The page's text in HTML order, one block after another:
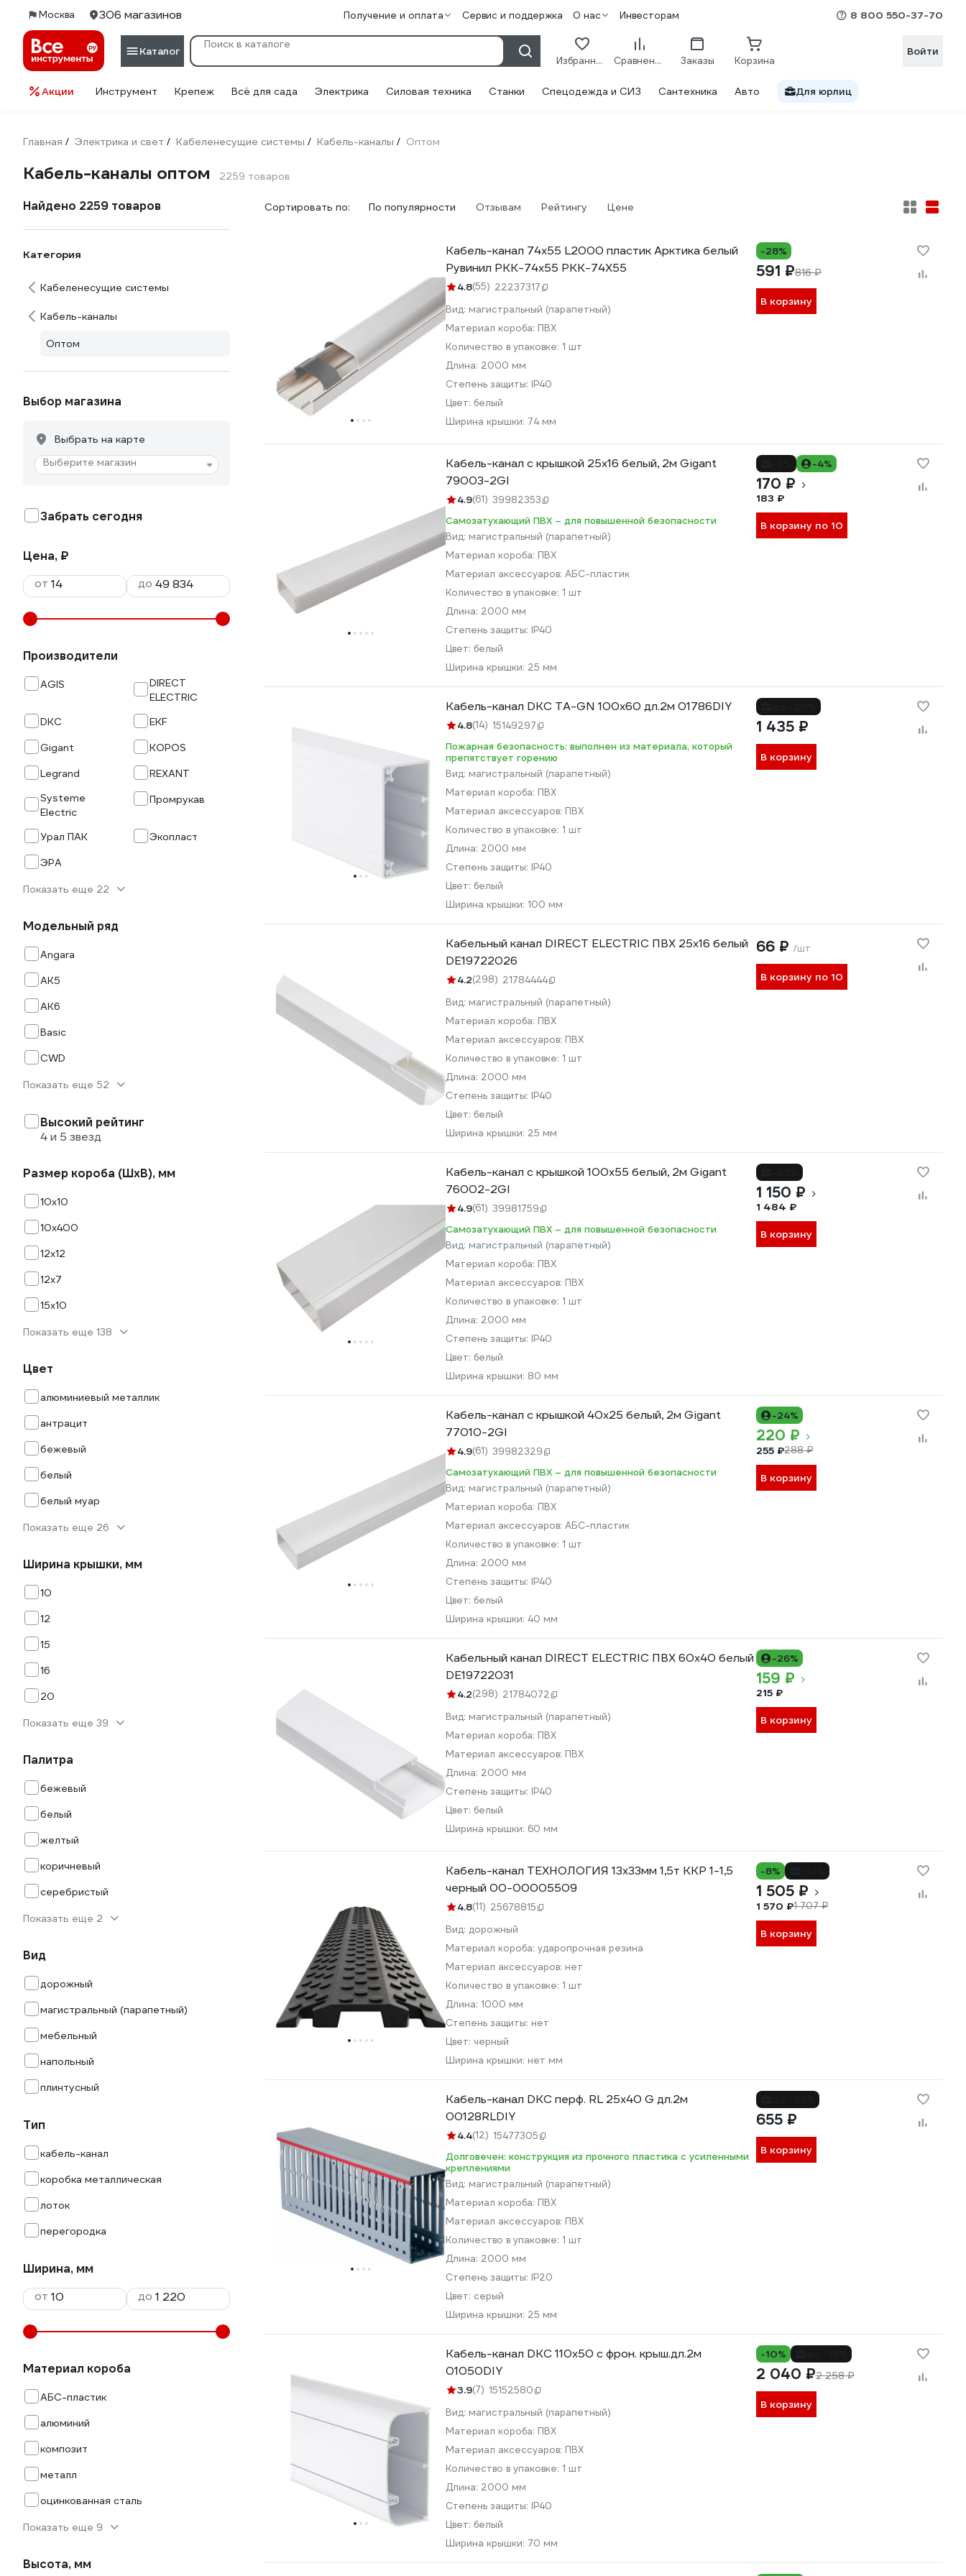
Москва 306 магазинов Получение и оплата Сервис и поддержка О нас Инвесторам 8 800 550-37-70
Каталог
Избранное Сравнение Заказы Корзина
Войти
Акции Инструмент Крепеж Всё для сада Электрика Силовая техника Станки Спецодежда и СИЗ Сантехника Авто Для юрлиц
Главная / Электрика и свет / Кабеленесущие системы / Кабель-каналы / Оптом
Кабель-каналы оптом 2259 товаров
Найдено 2259 товаров
Категория
Кабеленесущие системы
Кабель-каналы
Оптом
Выбор магазина
Выбрать на карте
Выберите магазин
Забрать сегодня
Цена, ₽
от
до
Производители
AGIS
DIRECT
ELECTRIC
DKC
EKF
Gigant
KOPOS
Legrand
REXANT
Systeme
Electric
Промрукав
Урал ПАК
Экопласт
ЭРА
Показать еще 22
Модельный ряд
Angara
AК5
AК6
Basic
CWD
Показать еще 52
Высокий рейтинг
4 и 5 звезд
Размер короба (ШхВ), мм
10х10
10х400
12х12
12х7
15х10
Показать еще 138
Цвет
алюминиевый металлик
антрацит
бежевый
белый
белый муар
Показать еще 26
Ширина крышки, мм
10
12
15
16
20
Показать еще 39
Палитра
бежевый
белый
желтый
коричневый
серебристый
Показать еще 2
Вид
дорожный
магистральный (парапетный)
мебельный
напольный
плинтусный
Тип
кабель-канал
коробка металлическая
лоток
перегородка
Ширина, мм
от
до
Материал короба
АБС-пластик
алюминий
композит
металл
оцинкованная сталь
Показать еще 9
Высота, мм
Сортировать по: По популярности Отзывам Рейтингу Цене
Кабель-канал 74x55 L2000 пластик Арктика белый
Рувинил РКК-74x55 РКК-74Х55
4.8(55) 22237317
Вид: магистральный (парапетный)
Материал короба: ПВХ
Количество в упаковке: 1 шт
Длина: 2000 мм
Степень защиты: IP40
Цвет: белый
Ширина крышки: 74 мм
-28%
591 ₽816 ₽
В корзину
Кабель-канал с крышкой 25х16 белый, 2м Gigant
79003-2GI
4.9(61) 39982353
Самозатухающий ПВХ – для повышенной безопасности
Вид: магистральный (парапетный)
Материал короба: ПВХ
Материал аксессуаров: АБС-пластик
Количество в упаковке: 1 шт
Длина: 2000 мм
Степень защиты: IP40
Цвет: белый
Ширина крышки: 25 мм
-4%
170 ₽
183 ₽
В корзину по 10
Кабель-канал DKC TA-GN 100x60 дл.2м 01786DIY
4.8(14) 15149297
Пожарная безопасность: выполнен из материала, который
препятствует горению
Вид: магистральный (парапетный)
Материал короба: ПВХ
Материал аксессуаров: ПВХ
Количество в упаковке: 1 шт
Длина: 2000 мм
Степень защиты: IP40
Цвет: белый
Ширина крышки: 100 мм
1 435 ₽
В корзину
Кабельный канал DIRECT ELECTRIC ПВХ 25x16 белый
DE19722026
4.2(298) 21784444
Вид: магистральный (парапетный)
Материал короба: ПВХ
Материал аксессуаров: ПВХ
Количество в упаковке: 1 шт
Длина: 2000 мм
Степень защиты: IP40
Цвет: белый
Ширина крышки: 25 мм
66 ₽ /шт
В корзину по 10
Кабель-канал с крышкой 100x55 белый, 2м Gigant
76002-2GI
4.9(61) 39981759
Самозатухающий ПВХ – для повышенной безопасности
Вид: магистральный (парапетный)
Материал короба: ПВХ
Материал аксессуаров: ПВХ
Количество в упаковке: 1 шт
Длина: 2000 мм
Степень защиты: IP40
Цвет: белый
Ширина крышки: 80 мм
1 150 ₽
1 484 ₽
В корзину
Кабель-канал с крышкой 40x25 белый, 2м Gigant
77010-2GI
4.9(61) 39982329
Самозатухающий ПВХ – для повышенной безопасности
Вид: магистральный (парапетный)
Материал короба: ПВХ
Материал аксессуаров: АБС-пластик
Количество в упаковке: 1 шт
Длина: 2000 мм
Степень защиты: IP40
Цвет: белый
Ширина крышки: 40 мм
-24%
220 ₽
255 ₽288 ₽
В корзину
Кабельный канал DIRECT ELECTRIC ПВХ 60x40 белый
DE19722031
4.2(298) 21784072
Вид: магистральный (парапетный)
Материал короба: ПВХ
Материал аксессуаров: ПВХ
Длина: 2000 мм
Степень защиты: IP40
Цвет: белый
Ширина крышки: 60 мм
-26%
159 ₽
215 ₽
В корзину
Кабель-канал ТЕХНОЛОГИЯ 13x33мм 1,5т ККР 1-1,5
черный 00-00005509
4.8(11) 25678815
Вид: дорожный
Материал короба: ударопрочная резина
Материал аксессуаров: нет
Количество в упаковке: 1 шт
Длина: 1000 мм
Степень защиты: нет
Цвет: черный
Ширина крышки: нет мм
-8%
1 505 ₽
1 570 ₽1 707 ₽
В корзину
Кабель-канал DKC перф. RL 25x40 G дл.2м
00128RLDIY
4.4(12) 15477305
Долговечен: конструкция из прочного пластика с усиленными
креплениями
Вид: магистральный (парапетный)
Материал короба: ПВХ
Материал аксессуаров: ПВХ
Количество в упаковке: 1 шт
Длина: 2000 мм
Степень защиты: IP20
Цвет: серый
Ширина крышки: 25 мм
655 ₽
В корзину
Кабель-канал DKC 110x50 с фрон. крыш.дл.2м
01050DIY
3.9(7) 15152580
Вид: магистральный (парапетный)
Материал короба: ПВХ
Материал аксессуаров: ПВХ
Количество в упаковке: 1 шт
Длина: 2000 мм
Степень защиты: IP40
Цвет: белый
Ширина крышки: 70 мм
-10%
2 040 ₽2 258 ₽
В корзину